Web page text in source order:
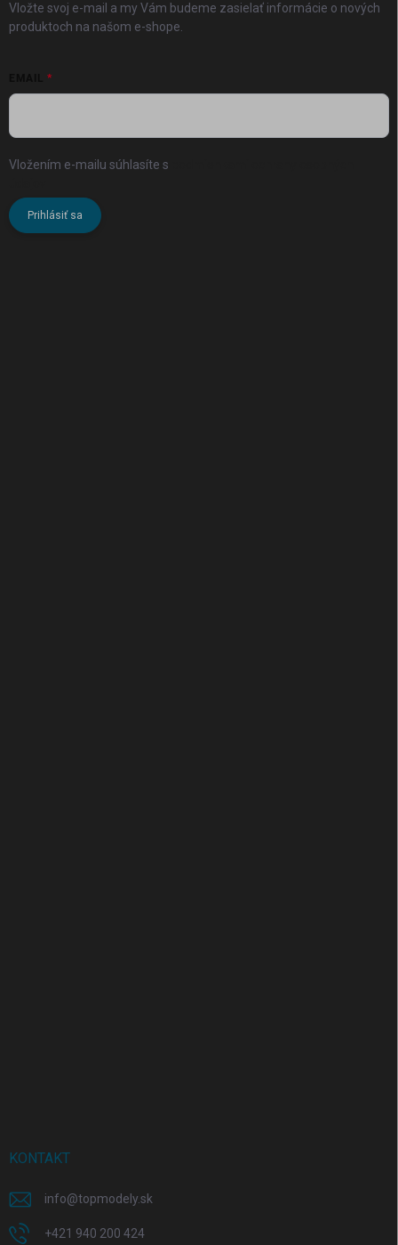
Vložte svoj e-mail a my Vám budeme zasielať informácie o nových
produktoch na našom e-shope.
Vložením e-mailu súhlasíte s
Prihlásiť sa
KONTAKT
info@topmodely.sk
+421 940 200 424